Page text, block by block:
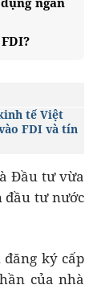
tế Việt
FDI và tín
Đầu tư vừa
đầu tư nước
ký cấp
của nhà